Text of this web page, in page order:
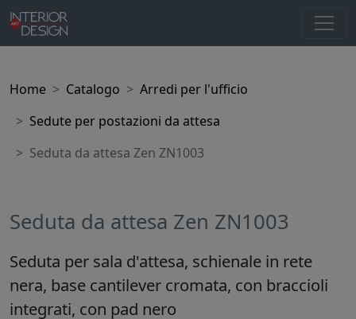
Home Catalogo
Arredi per l'ufficio
Sedute per postazioni da attesa
Seduta da attesa Zen ZN1003
Seduta da attesa Zen ZN1003
Seduta per sala d'attesa, schienale in rete
nera, base cantilever cromata, con braccioli
integrati, con pad nero